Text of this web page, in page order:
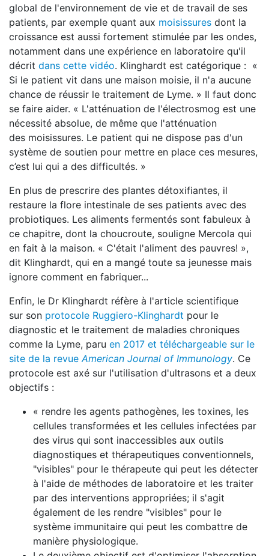
global de l'environnement de vie et de travail de ses
patients, par exemple quant aux moisissures dont la
croissance est aussi fortement stimulée par les ondes,
notamment dans une expérience en laboratoire qu'il
décrit dans cette vidéo. Klinghardt est catégorique : «
Si le patient vit dans une maison moisie, il n'a aucune
chance de réussir le traitement de Lyme. » Il faut donc
se faire aider. « L'atténuation de l'électrosmog est une
nécessité absolue, de même que l'atténuation
des moisissures. Le patient qui ne dispose pas d'un
système de soutien pour mettre en place ces mesures,
c’est lui qui a des difficultés. »
En plus de prescrire des plantes détoxifiantes, il
restaure la flore intestinale de ses patients avec des
probiotiques. Les aliments fermentés sont fabuleux à
ce chapitre, dont la choucroute, souligne Mercola qui
en fait à la maison. « C'était l'aliment des pauvres! »,
dit Klinghardt, qui en a mangé toute sa jeunesse mais
ignore comment en fabriquer...
Enfin, le Dr Klinghardt réfère à l'article scientifique
sur son protocole Ruggiero-Klinghardt pour le
diagnostic et le traitement de maladies chroniques
comme la Lyme, paru en 2017 et téléchargeable sur le
site de la revueAmerican Journal of Immunology. Ce
protocole est axé sur l'utilisation d'ultrasons et a deux
objectifs :
« rendre les agents pathogènes, les toxines, les
cellules transformées et les cellules infectées par
des virus qui sont inaccessibles aux outils
diagnostiques et thérapeutiques conventionnels,
"visibles" pour le thérapeute qui peut les détecter
à l'aide de méthodes de laboratoire et les traiter
par des interventions appropriées; il s'agit
également de les rendre "visibles" pour le
système immunitaire qui peut les combattre de
manière physiologique.